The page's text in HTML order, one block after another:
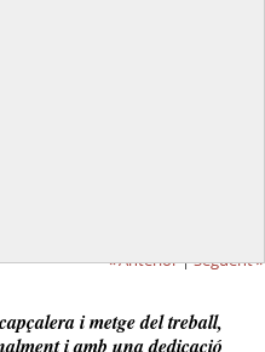
Anterior|Següent
i metge del treball,
i amb una dedicació